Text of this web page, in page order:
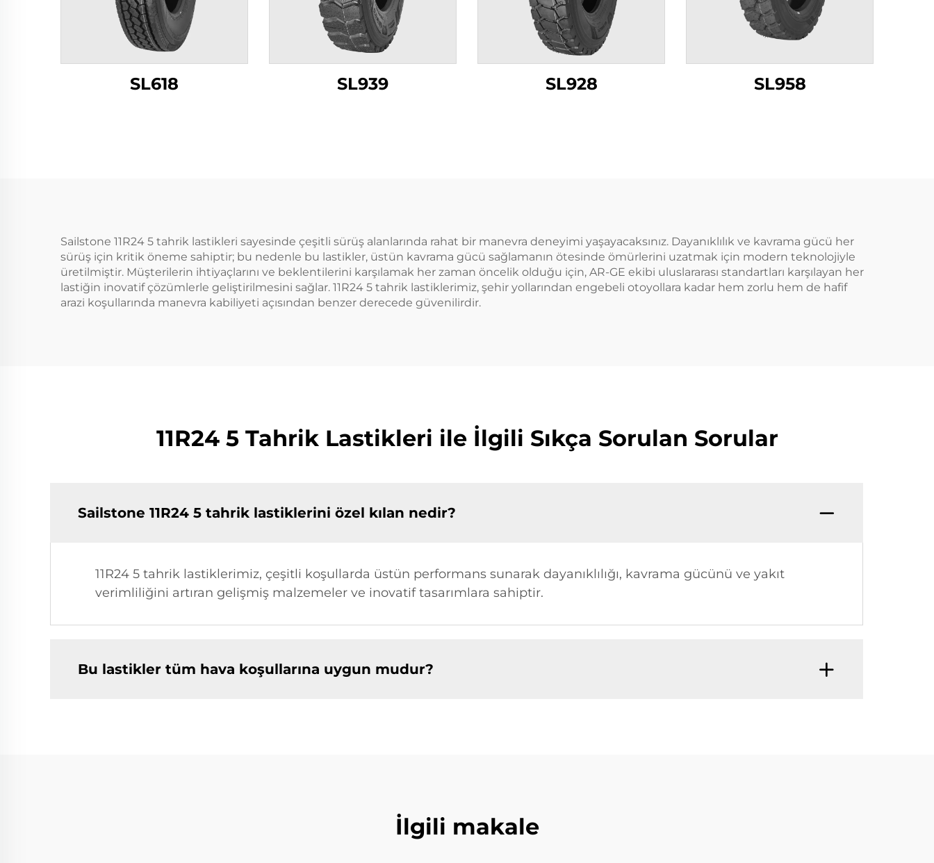
SL618 SL939 SL928 SL958
Sailstone 11R24 5 tahrik lastikleri sayesinde çeşitli sürüş alanlarında rahat bir manevra deneyimi yaşayacaksınız. Dayanıklılık ve kavrama gücü her
sürüş için kritik öneme sahiptir; bu nedenle bu lastikler, üstün kavrama gücü sağlamanın ötesinde ömürlerini uzatmak için modern teknolojiyle
üretilmiştir. Müşterilerin ihtiyaçlarını ve beklentilerini karşılamak her zaman öncelik olduğu için, AR-GE ekibi uluslararası standartları karşılayan her
lastiğin inovatif çözümlerle geliştirilmesini sağlar. 11R24 5 tahrik lastiklerimiz, şehir yollarından engebeli otoyollara kadar hem zorlu hem de hafif
arazi koşullarında manevra kabiliyeti açısından benzer derecede güvenilirdir.
11R24 5 Tahrik Lastikleri ile İlgili Sıkça Sorulan Sorular
Sailstone 11R24 5 tahrik lastiklerini özel kılan nedir?
11R24 5 tahrik lastiklerimiz, çeşitli koşullarda üstün performans sunarak dayanıklılığı, kavrama gücünü ve yakıt
verimliliğini artıran gelişmiş malzemeler ve inovatif tasarımlara sahiptir.
Bu lastikler tüm hava koşullarına uygun mudur?
İlgili makale